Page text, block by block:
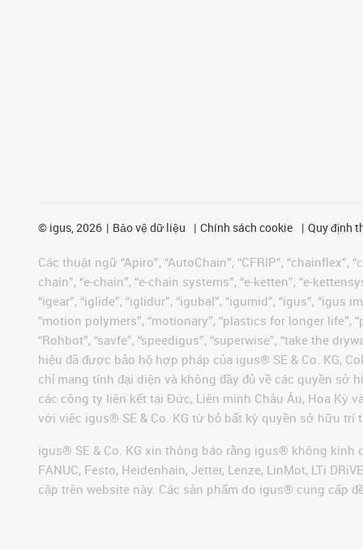
© igus, 2026 Bảo vệ dữ liệu Chính sách cookie Quy định
Các thuật ngữ “Apiro”, “AutoChain”, “CFRIP”, “chainflex”,
chain”, “e-chain”, “e-chain systems”, “e-ketten”, “e-
“igear”, “iglide”, “iglidur”, “igubal”, “igumid”, “igus”, “igus
“motion polymers”, “motionary”, “plastics for longer life”,
“Rohbot”, “savfe”, “speedigus”, “superwise”, “take the
hiệu đã được bảo hộ hợp pháp của igus® SE & Co. KG,
chỉ mang tính đại diện và không đầy đủ về các quyền sở
các công ty liên kết tại Đức, Liên minh Châu Âu, Hoa Kỳ
với việc igus® SE & Co. KG từ bỏ bất kỳ quyền sở hữu trí
igus® SE & Co. KG xin thông báo rằng igus® không kinh
FANUC, Festo, Heidenhain, Jetter, Lenze, LinMot, LTi
cập trên website này. Các sản phẩm do igus® cung cấp